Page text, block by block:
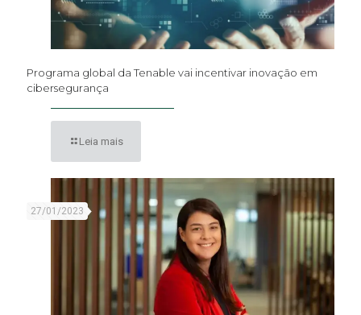
Programa global da Tenable vai incentivar inovação em
cibersegurança
Leia mais
27/01/2023